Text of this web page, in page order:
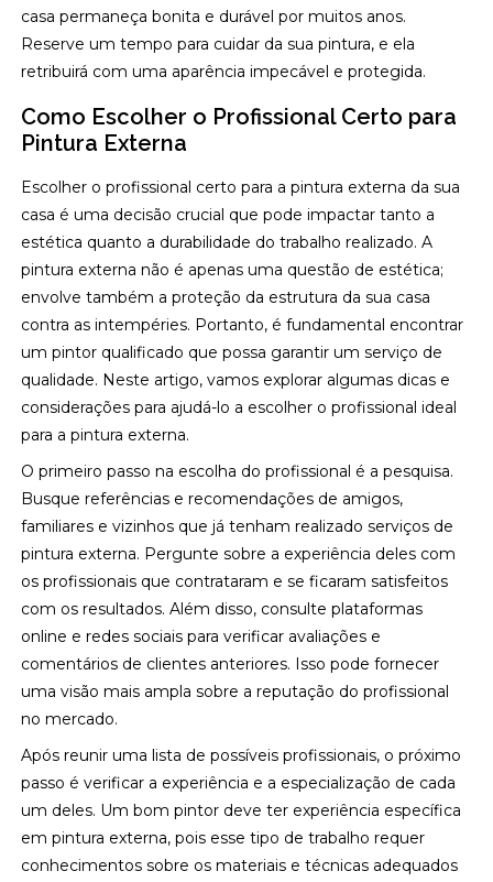
casa permaneça bonita e durável por muitos anos.
Reserve um tempo para cuidar da sua pintura, e ela
retribuirá com uma aparência impecável e protegida.
Como Escolher o Profissional Certo para
Pintura Externa
Escolher o profissional certo para a pintura externa da sua
casa é uma decisão crucial que pode impactar tanto a
estética quanto a durabilidade do trabalho realizado. A
pintura externa não é apenas uma questão de estética;
envolve também a proteção da estrutura da sua casa
contra as intempéries. Portanto, é fundamental encontrar
um pintor qualificado que possa garantir um serviço de
qualidade. Neste artigo, vamos explorar algumas dicas e
considerações para ajudá-lo a escolher o profissional ideal
para a pintura externa.
O primeiro passo na escolha do profissional é a pesquisa.
Busque referências e recomendações de amigos,
familiares e vizinhos que já tenham realizado serviços de
pintura externa. Pergunte sobre a experiência deles com
os profissionais que contrataram e se ficaram satisfeitos
com os resultados. Além disso, consulte plataformas
online e redes sociais para verificar avaliações e
comentários de clientes anteriores. Isso pode fornecer
uma visão mais ampla sobre a reputação do profissional
no mercado.
Após reunir uma lista de possíveis profissionais, o próximo
passo é verificar a experiência e a especialização de cada
um deles. Um bom pintor deve ter experiência específica
em pintura externa, pois esse tipo de trabalho requer
conhecimentos sobre os materiais e técnicas adequados